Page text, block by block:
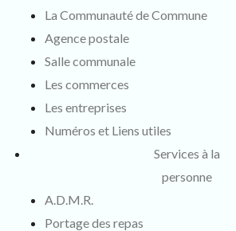
La Communauté de Commune
Agence postale
Salle communale
Les commerces
Les entreprises
Numéros et Liens utiles
Services à la
personne
A.D.M.R.
Portage des repas